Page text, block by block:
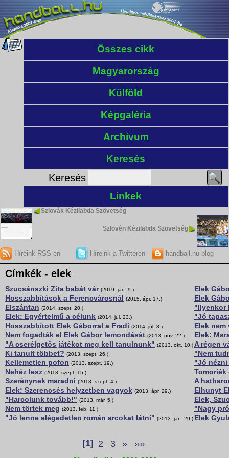
Összes cikk
Magyarország
Külföld
Képgaléria
Archívum
Keresés
Keresés
Linkek
Szlovák Kézilabda Szövetség
Szlovén Kézilabda Szövetség
Híreink RSS-en Híreink a Twitteren handball.hu blog
Címkék - elek
Szucsánszki Zita babát vár (2019. jan. 9.)
Hosszabbítások a Ferencvárosnál (2015. ápr. 17.)
Elszántan (2014. szept. 20.)
Elek: Egyértelmű a célunk (2014. júl. 23.)
Hosszabbított Elek Gáborral a Fradi (2014. júl. 8.)
Nem fogadták el Elek Gábor lemondását (2013. nov. 22.)
"A cserélgetős játékot meg kell tanulnunk" (2013. okt. 10.)
Ki tanult többet? (2013. szept. 26.)
Kellemetlen pofon (2013. szept. 19.)
Nehéz lesz (2013. szept. 15.)
Szerénynek maradni (2013. szept. 4.)
Elek: Szerencsés helyzetben vagyok (2013. ápr. 29.)
"Harcolunk tovább!" (2013. már. 5.)
Nem törtek meg (2013. feb. 11.)
"Jó lenne elégedetlen román arcokat látni" (2013. jan. 29.)
Elek
Elek
"Ilyenkor
"Jó
Elek
Elek:
A régen
"Nem
"Jó
Tomoriék
A
Elhunyt
Elek,
"Nagy
Elek
[1] 2 3 » »»